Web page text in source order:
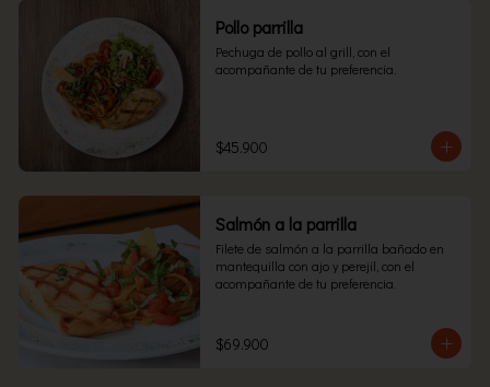
Pollo parrilla
Pechuga de pollo al grill, con el
acompañante de tu preferencia.
$45.900
Salmón a la parrilla
Filete de salmón a la parrilla bañado en
mantequilla con ajo y perejil, con el
acompañante de tu preferencia.
$69.900